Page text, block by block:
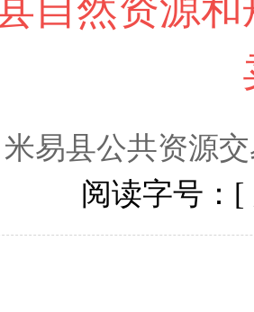
自然资源
米易县公共资源
阅读字号：[